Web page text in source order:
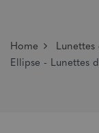
Home Lunettes
Ellipse - Lunettes